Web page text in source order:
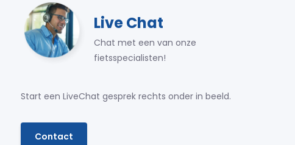
Live Chat
Chat met een van onze
fietsspecialisten!
Start een LiveChat gesprek rechts onder in beeld.
Contact